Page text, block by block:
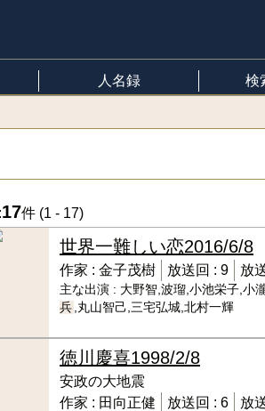
人名録 検
17件 (1 - 17)
世界一難しい恋2016/6/8
作家 : 金子茂樹 放送回 : 9 放
主な出演 : 大野智,波瑠,小池栄子,小
兵 ,丸山智己,三宅弘城,北村一輝
徳川慶喜1998/2/8
安政の大地震
作家 : 田向正健 放送回 : 6 放